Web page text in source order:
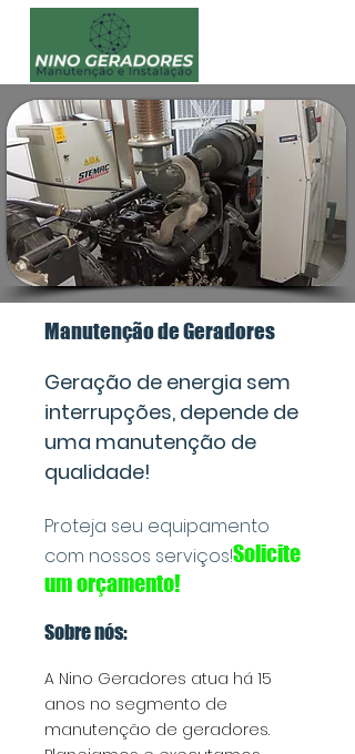
Manutenção de Geradores
Geração de energia sem
interrupções, depende de
uma manutenção de
qualidade!
Proteja seu equipamento
com nossos serviços!Solicite
um orçamento!
Sobre nós:
A Nino Geradores atua há 15
anos no segmento de
manutenção de geradores.